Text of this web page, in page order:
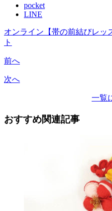
pocket
LINE
オンライン【帯の前結びレッ
ト
前へ
次へ
一覧
おすすめ関連記事